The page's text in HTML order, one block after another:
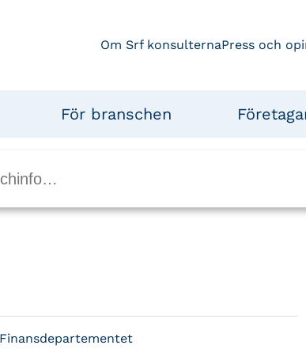
Om Srf konsulternaPress och
För branschen
Finansdepartementet